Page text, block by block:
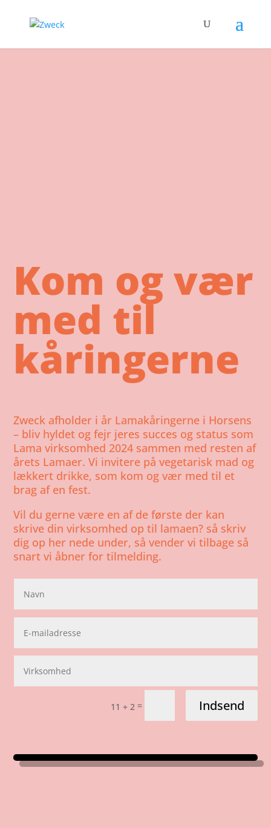
Kom og vær
med til
kåringerne
Zweck afholder i år Lamakåringerne i Horsens
– bliv hyldet og fejr jeres succes og status som
Lama virksomhed 2024 sammen med resten af
årets Lamaer. Vi invitere på vegetarisk mad og
lækkert drikke, som kom og vær med til et
brag af en fest.
Vil du gerne være en af de første der kan
skrive din virksomhed op til lamaen? så skriv
dig op her nede under, så vender vi tilbage så
snart vi åbner for tilmelding.
11 + 2 = Indsend